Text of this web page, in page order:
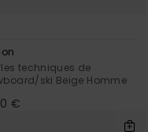
techniques de
ski Beige Homme
€